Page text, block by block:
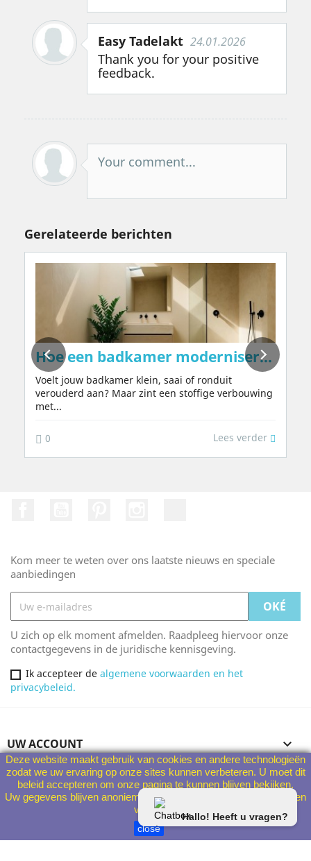
Easy Tadelakt 24.01.2026
Thank you for your positive
feedback.
Your comment...
Gerelateerde berichten
– natuurlijk, zonder chemicaliën of
Hoe een badkamer moderniseren in
Voelt jouw badkamer klein, saai of ronduit
verouderd aan? Maar zint een stoffige verbouwing
met...
0 Lees verder
Kom meer te weten over ons laatste nieuws en speciale
aanbiedingen
U zich op elk moment afmelden. Raadpleeg hiervoor onze
contactgegevens in de juridische kennisgeving.
Ik accepteer de algemene voorwaarden en het
privacybeleid.
UW ACCOUNT 
PRODUCTEN 

Deze website maakt gebruik van cookies en andere technologieën
zodat we uw ervaring op onze sites kunnen verbeteren. U moet dit
beleid accepteren om onze pagina te kunnen blijven bekijken.
Uw gegevens blijven anoniem en worden in geen geval aan derden
verstrekt.
close
Hallo! Heeft u vragen?